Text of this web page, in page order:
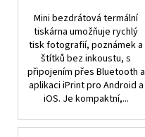
Mini bezdrátová termální
tiskárna umožňuje rychlý
tisk fotografií, poznámek a
štítků bez inkoustu, s
připojením přes Bluetooth a
aplikaci iPrint pro Android a
iOS. Je kompaktní,...